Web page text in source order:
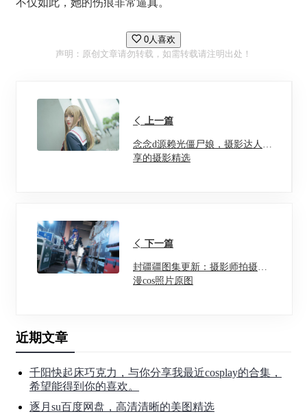
不仅如此，她的伤痕非常逼真。
0人喜欢
声明：原创文章请勿转载，如需转载请注明出处！
上一篇
念念d源赖光僵尸娘，摄影达人分
享的摄影精选
下一篇
封疆疆图集更新：摄影师拍摄动
漫cos照片原图
近期文章
千阳快起床巧克力，与你分享我最近cosplay的合集，
希望能得到你的喜欢。
逐月su百度网盘，高清清晰的美图精选